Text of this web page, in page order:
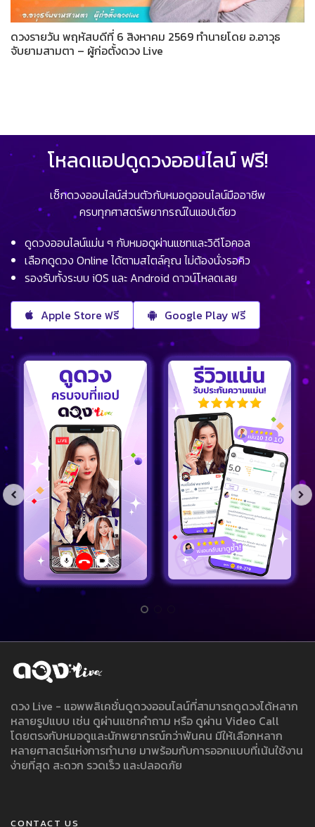
ดวงรายวัน พฤหัสบดีที่ 6 สิงหาคม 2569 ทำนายโดย อ.อาวุธ
จับยามสามตา – ผู้ก่อตั้งดวง Live
โหลดแอปดูดวงออนไลน์ ฟรี!
เช็กดวงออนไลน์ส่วนตัวกับหมอดูออนไลน์มืออาชีพ
ครบทุกศาสตร์พยากรณ์ในแอปเดียว
ดูดวงออนไลน์แม่น ๆ กับหมอดูผ่านแชทและวิดีโอคอล
เลือกดูดวง Online ได้ตามสไตล์คุณ ไม่ต้องนั่งรอคิว
รองรับทั้งระบบ iOS และ Android ดาวน์โหลดเลย
Apple Store ฟรี Google Play ฟรี
ดวง Live - แอพพลิเคชั่นดูดวงออนไลน์ที่สามารถดูดวงได้หลาก
หลายรูปแบบ เช่น ดูผ่านแชทคำถาม หรือ ดูผ่าน Video Call
โดยตรงกับหมอดูและนักพยากรณ์กว่าพันคน มีให้เลือกหลาก
หลายศาสตร์แห่งการทำนาย มาพร้อมกับการออกแบบที่เน้นใช้งาน
ง่ายที่สุด สะดวก รวดเร็ว และปลอดภัย
CONTACT US